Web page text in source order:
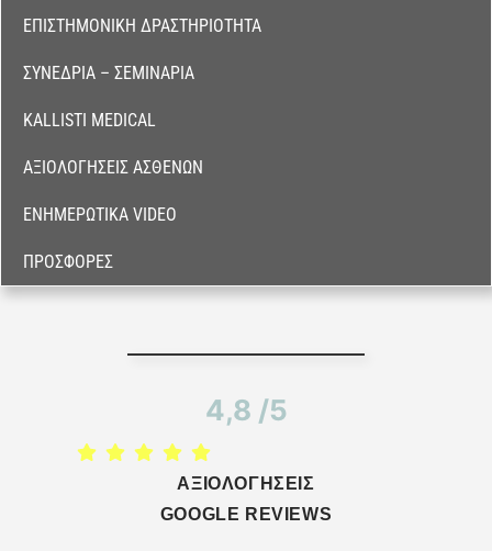
ΕΠΙΣΤΗΜΟΝΙΚΉ ΔΡΑΣΤΗΡΙΌΤΗΤΑ
ΣΥΝΈΔΡΙΑ – ΣΕΜΙΝΆΡΙΑ
KALLISTI MEDICAL
ΑΞΙΟΛΟΓΉΣΕΙΣ ΑΣΘΕΝΏΝ
ΕΝΗΜΕΡΩΤΙΚΆ VIDEO
ΠΡΟΣΦΟΡΈΣ
4,8 /5
ΑΞΙΟΛΟΓΗΣΕΙΣ
GOOGLE REVIEWS